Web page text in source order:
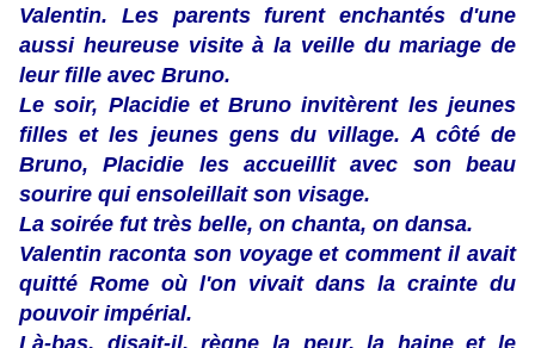
Valentin. Les parents furent enchantés d'une
aussi heureuse visite à la veille du mariage de
leur fille avec Bruno.
Le soir, Placidie et Bruno invitèrent les jeunes
filles et les jeunes gens du village. A côté de
Bruno, Placidie les accueillit avec son beau
sourire qui ensoleillait son visage.
La soirée fut très belle, on chanta, on dansa.
Valentin raconta son voyage et comment il avait
quitté Rome où l'on vivait dans la crainte du
pouvoir impérial.